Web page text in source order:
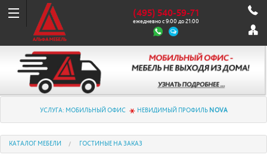
(495) 540-59-71
ежедневно с 9:00 до 21:00
УСЛУГА: МОБИЛЬНЫЙ ОФИС НЕВИДИМЫЙ ПРОФИЛЬ NOVA
КАТАЛОГ МЕБЕЛИ ГОСТИНЫЕ НА ЗАКАЗ